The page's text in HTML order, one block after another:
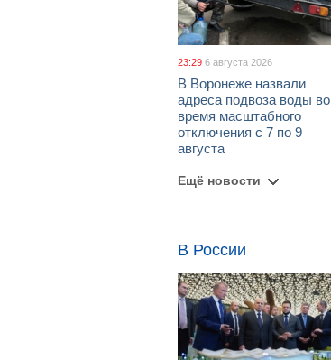
23:29 6 августа 2026
В Воронеже назвали
адреса подвоза воды во
время масштабного
отключения с 7 по 9
августа
Ещё новости
В России